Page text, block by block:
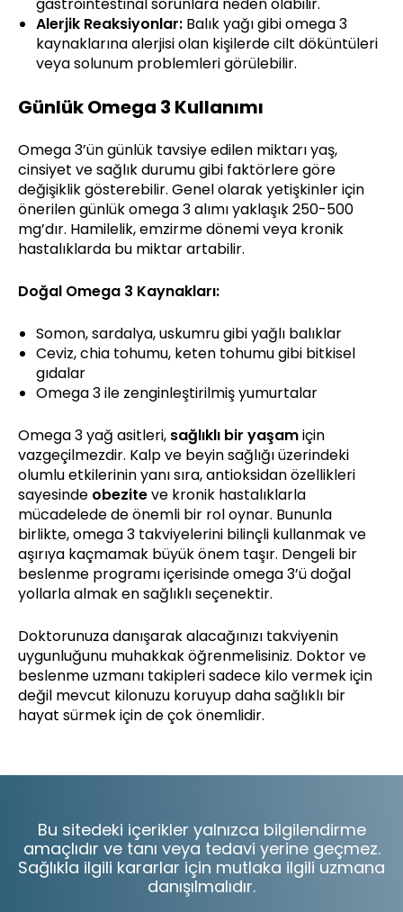
gastrointestinal sorunlara neden olabilir.
Alerjik Reaksiyonlar: Balık yağı gibi omega 3
kaynaklarına alerjisi olan kişilerde cilt döküntüleri
veya solunum problemleri görülebilir.
Günlük Omega 3 Kullanımı
Omega 3’ün günlük tavsiye edilen miktarı yaş,
cinsiyet ve sağlık durumu gibi faktörlere göre
değişiklik gösterebilir. Genel olarak yetişkinler için
önerilen günlük omega 3 alımı yaklaşık 250-500
mg’dır. Hamilelik, emzirme dönemi veya kronik
hastalıklarda bu miktar artabilir.
Doğal Omega 3 Kaynakları:
Somon, sardalya, uskumru gibi yağlı balıklar
Ceviz, chia tohumu, keten tohumu gibi bitkisel
gıdalar
Omega 3 ile zenginleştirilmiş yumurtalar
Omega 3 yağ asitleri, sağlıklı bir yaşamiçin
vazgeçilmezdir. Kalp ve beyin sağlığı üzerindeki
olumlu etkilerinin yanı sıra, antioksidan özellikleri
sayesinde obeziteve kronik hastalıklarla
mücadelede de önemli bir rol oynar. Bununla
birlikte, omega 3 takviyelerini bilinçli kullanmak ve
aşırıya kaçmamak büyük önem taşır. Dengeli bir
beslenme programı içerisinde omega 3’ü doğal
yollarla almak en sağlıklı seçenektir.
Doktorunuza danışarak alacağınızı takviyenin
uygunluğunu muhakkak öğrenmelisiniz. Doktor ve
beslenme uzmanı takipleri sadece kilo vermek için
değil mevcut kilonuzu koruyup daha sağlıklı bir
hayat sürmek için de çok önemlidir.
Bu sitedeki içerikler yalnızca bilgilendirme
amaçlıdır ve tanı veya tedavi yerine geçmez.
Sağlıkla ilgili kararlar için mutlaka ilgili uzmana
danışılmalıdır.